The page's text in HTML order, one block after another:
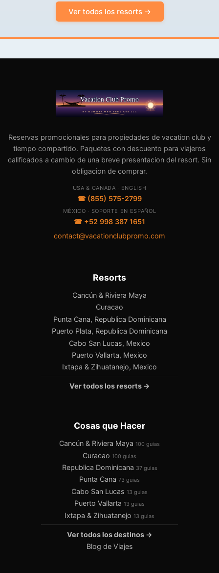
Ver todos los resorts →
Reservas promocionales para propiedades de vacation club y
tiempo compartido. Paquetes con descuento para viajeros
calificados a cambio de una breve presentacion del resort. Sin
obligacion de comprar.
USA & CANADA · ENGLISH
☎ (855) 575-2799
MÉXICO · SOPORTE EN ESPAÑOL
☎ +52 998 387 1651
contact@vacationclubpromo.com
Resorts
Cancún & Riviera Maya
Curacao
Punta Cana, Republica Dominicana
Puerto Plata, Republica Dominicana
Cabo San Lucas, Mexico
Puerto Vallarta, Mexico
Ixtapa & Zihuatanejo, Mexico
Ver todos los resorts →
Cosas que Hacer
Cancún & Riviera Maya 100 guias
Curacao 100 guias
Republica Dominicana 37 guias
Punta Cana 73 guias
Cabo San Lucas 13 guias
Puerto Vallarta 13 guias
Ixtapa & Zihuatanejo 13 guias
Ver todos los destinos →
Blog de Viajes